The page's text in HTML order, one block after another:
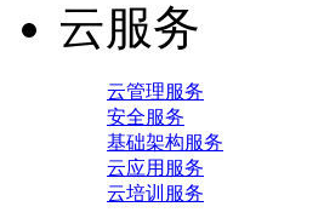
云服务
云管理服务
安全服务
基础架构服务
云应用服务
云培训服务